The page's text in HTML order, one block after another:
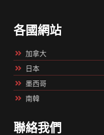
各國網站
加拿大
日本
墨西哥
南韓
聯絡我們